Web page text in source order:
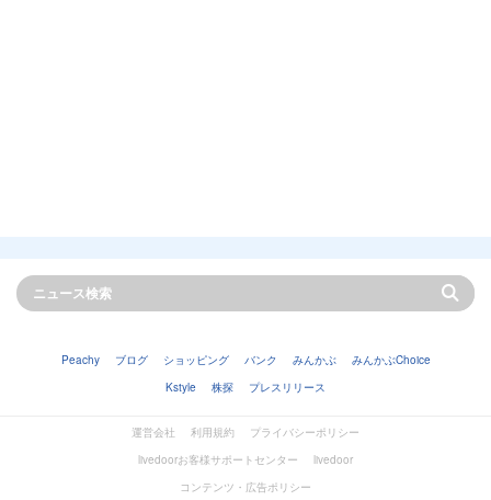
Peachy ブログ ショッピング バンク みんかぶ
みんかぶChoice
Kstyle
株探 プレスリリース
運営会社 利用規約
プライバシーポリシー
livedoorお客様サポートセンター
livedoor
コンテンツ・広告ポリシー